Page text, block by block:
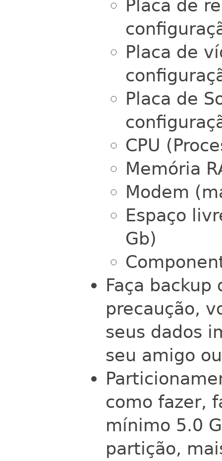
Placa de
Placa de
Placa de
CPU
Memória
Modem
Espaço
Gb)
Faça backup
precaução,
seus dados
seu amigo
como fazer,
mínimo 5.0
partição,